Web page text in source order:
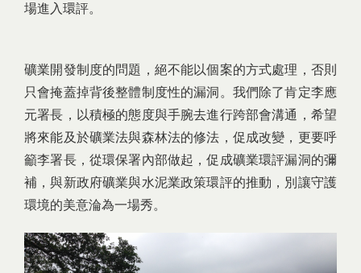
場進入環評。
礦業開發制度的問題，絕不能以個案的方式處理，否則
只會掩蓋掉背後整體制度性的漏洞。我們除了肯定李應
元署長，以積極的態度與手腕去進行跨部會溝通，希望
將來能及於礦業法與森林法的修法，促成改變，更要呼
籲李署長，從環保署內部做起，促成礦業環評漏洞的彌
補，與新政府礦業與水泥業政策環評的推動，別讓守護
環境的美意淪為一場秀。